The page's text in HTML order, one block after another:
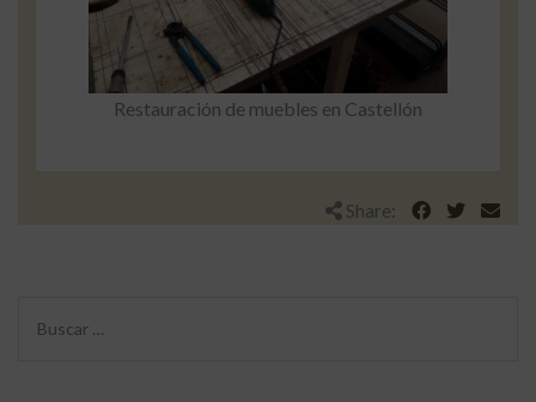
Restauración de muebles en Castellón
Share: